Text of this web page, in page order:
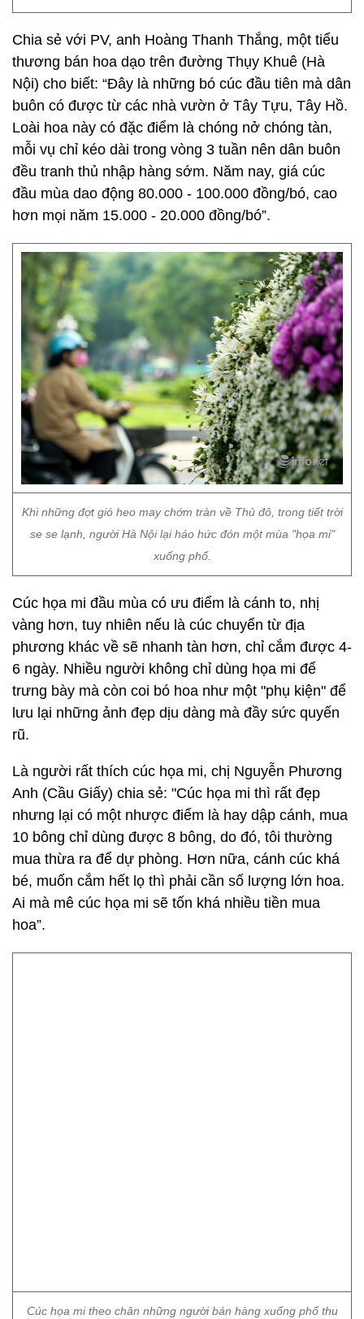
Chia sẻ với PV, anh Hoàng Thanh Thắng, một tiểu
thương bán hoa dạo trên đường Thụy Khuê (Hà
Nội) cho biết: “Đây là những bó cúc đầu tiên mà dân
buôn có được từ các nhà vườn ở Tây Tựu, Tây Hồ.
Loài hoa này có đặc điểm là chóng nở chóng tàn,
mỗi vụ chỉ kéo dài trong vòng 3 tuần nên dân buôn
đều tranh thủ nhập hàng sớm. Năm nay, giá cúc
đầu mùa dao động 80.000 - 100.000 đồng/bó, cao
hơn mọi năm 15.000 - 20.000 đồng/bó”.
Khi những đợt gió heo may chớm tràn về Thủ đô, trong tiết trời
se se lạnh, người Hà Nội lại háo hức đón một mùa "họa mi"
xuống phố.
Cúc họa mi đầu mùa có ưu điểm là cánh to, nhị
vàng hơn, tuy nhiên nếu là cúc chuyển từ địa
phương khác về sẽ nhanh tàn hơn, chỉ cắm được 4-
6 ngày. Nhiều người không chỉ dùng họa mi để
trưng bày mà còn coi bó hoa như một "phụ kiện" để
lưu lại những ảnh đẹp dịu dàng mà đầy sức quyến
rũ.
Là người rất thích cúc họa mi, chị Nguyễn Phương
Anh (Cầu Giấy) chia sẻ: "Cúc họa mi thì rất đẹp
nhưng lại có một nhược điểm là hay dập cánh, mua
10 bông chỉ dùng được 8 bông, do đó, tôi thường
mua thừa ra để dự phòng. Hơn nữa, cánh cúc khá
bé, muốn cắm hết lọ thì phải cần số lượng lớn hoa.
Ai mà mê cúc họa mi sẽ tốn khá nhiều tiền mua
hoa”.